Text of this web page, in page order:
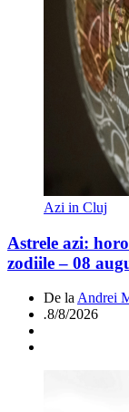
Azi in Cluj
Astrele azi:
zodiile – 08
De la Andrei
.8/8/2026